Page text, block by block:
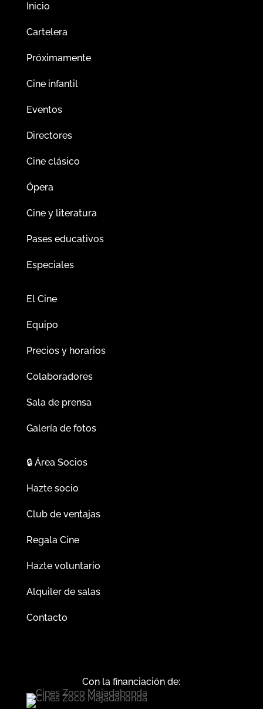
Inicio
Cartelera
Próximamente
Cine infantil
Eventos
Directores
Cine clásico
Ópera
Cine y literatura
Pases educativos
Especiales
El Cine
Equipo
Precios y horarios
Colaboradores
Sala de prensa
Galería de fotos
🔒Área Socios
Hazte socio
Club de ventajas
Regala Cine
Hazte voluntario
Alquiler de salas
Contacto
Con la financiación de: